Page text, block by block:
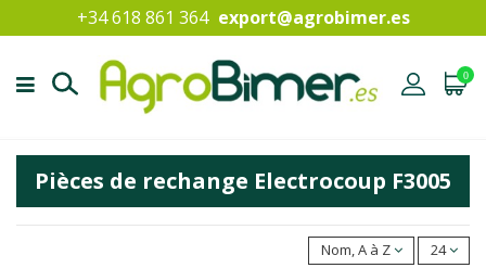
+34 618 861 364 export@agrobimer.es
0
Pièces de rechange Electrocoup F3005
Nom, A à Z 24